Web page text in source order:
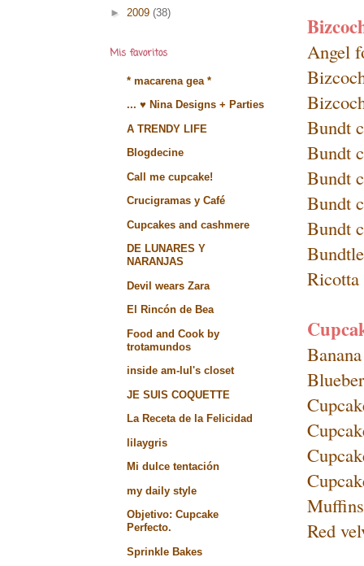
Angel
Bundt
Bundt
Bundt
Bundt
Bundt
Red
► 2009 (38)
Mis favoritos
* macarena gea *
... ♥ Nina Designs + Parties
A TRENDY LIFE
Blogdecine
Call me cupcake!
Crucigramas y Café
Cupcakes and cashmere
DE LUNARES Y
NARANJAS
Devil wears Zara
El Rincón de Bea
Food and Cook by
trotamundos
inside am-lul's closet
JE SUIS COQUETTE
La Receta de la Felicidad
lilaygris
Mi dulce tentación
my daily style
Objetivo: Cupcake
Perfecto.
Sprinkle Bakes